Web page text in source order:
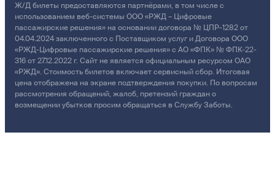
Ж/Д билеты предоставляются партнёрами, в том числе с
использованием веб-системы ООО «РЖД – Цифровые
пассажирские решения» на основании договора № ЦПР-1282 от
04.04.2024 заключенного с Поставщиком услуг и Договора ООО
«РЖД-Цифровые пассажирские решения» с АО «ФПК» № ФПК-22-
316 от 27.12.2022 г. Сайт не является официальным ресурсом ОАО
«РЖД». Стоимость билетов включает сервисный сбор. Итоговая
цена отображена на экране подтверждения покупки. По вопросам
рассмотрения обращений, жалоб, претензий граждан о
возмещении убытков просим обращаться в Службу Заботы.